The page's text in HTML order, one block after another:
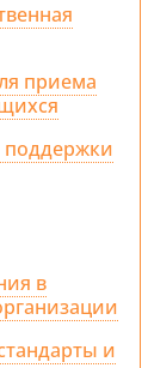
приема
в
и